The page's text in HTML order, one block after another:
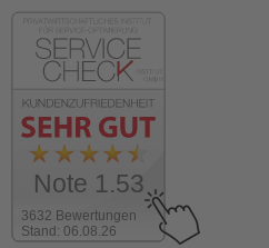
3632 Bewertungen
Stand: 06.08.26
Note 1.53